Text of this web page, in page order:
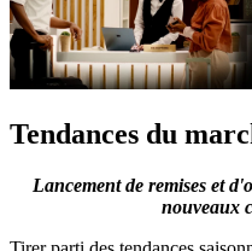
Tendances du
Lancement de remises et
nouveaux